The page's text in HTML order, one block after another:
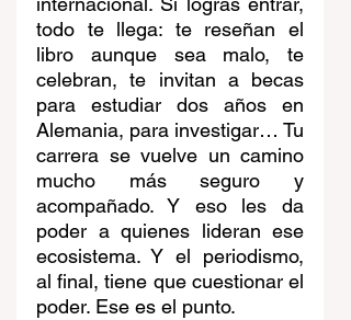
todo te llega: te reseñan el
libro aunque sea malo, te
celebran, te invitan a becas
para estudiar dos años en
Alemania, para investigar… Tu
carrera se vuelve un camino
mucho más seguro y
acompañado. Y eso les da
poder a quienes lideran ese
ecosistema. Y el periodismo,
al final, tiene que cuestionar el
poder. Ese es el punto.